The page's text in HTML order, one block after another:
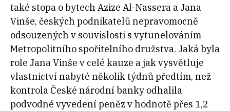
také stopa o bytech Azize Al-Nassera a Jana
Vinše, českých podnikatelů nepravomocně
odsouzených v souvislosti s vytunelováním
Metropolitního spořitelního družstva. Jaká byla
role Jana Vinše v celé kauze a jak vysvětluje
vlastnictví nabyté několik týdnů předtím, než
kontrola České národní banky odhalila
podvodné vyvedení peněz v hodnotě přes 1,2